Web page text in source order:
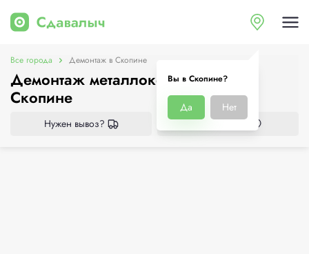
Вы в Скопине?
Да Нет
Все города Демонтаж в Скопине
Демонтаж металлоконструкций в
Скопине
Нужен вывоз? Все приёмки